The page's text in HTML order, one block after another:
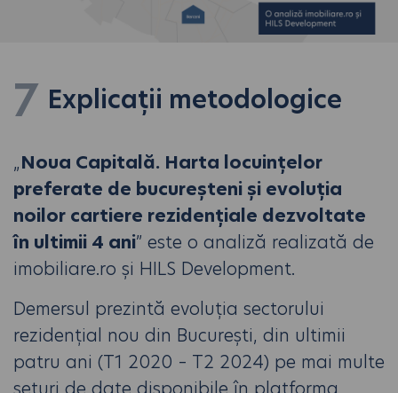
7 Explicații metodologice
„Noua Capitală. Harta locuințelor
preferate de bucureșteni și evoluția
noilor cartiere rezidențiale dezvoltate
în ultimii 4 ani” este o analiză realizată de
imobiliare.ro și HILS Development.
Demersul prezintă evoluția sectorului
rezidențial nou din București, din ultimii
patru ani (T1 2020 – T2 2024) pe mai multe